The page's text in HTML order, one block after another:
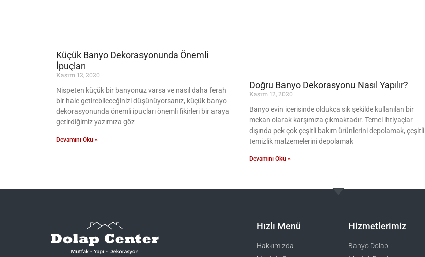
Küçük Banyo Dekorasyonunda Önemli
İpuçları
Kasım 12, 2020
Nispeten küçük bir banyonuz varsa ve nasıl daha ferah
bir hale getirebileceğinizi düşünüyorsanız, küçük banyo
dekorasyonunda önemli ipuçları önemli fikirleri bir araya
getirdiğimiz yazımıza göz
Devamını Oku »
Doğru Banyo Dekorasyonu Nasıl Yapılır?
Kasım 12, 2020
Banyo evin içerisinde oldukça sık şekilde kullanılan bir
mekan olarak karşımıza çıkmaktadır. Temel ihtiyaçlar
dışında pek çok çeşitli bakım ürünlerini depolamak, çeşitli
temizlik malzemelerini depolamak
Devamını Oku »
Hızlı Menü
Hakkımızda
Hizmetlerimiz
Banyo Dolabı